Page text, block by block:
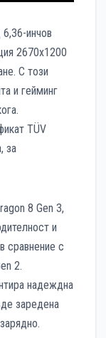
инчов
2670х1200
С този
и гейминг
TÜV
за
8 Gen 3,
и
сравнение с
2.
надеждна
заредена